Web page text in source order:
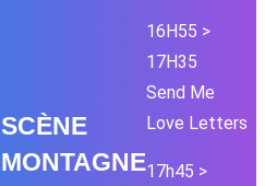
SCÈNE
MONTAGNE
16H55 >
17H35
Send Me
Love Letters
17h45 >